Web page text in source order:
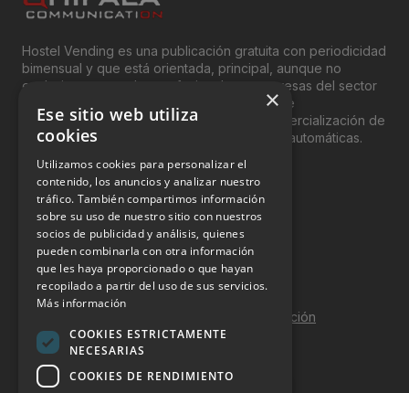
Hostel Vending es una publicación gratuita con periodicidad
bimensual y que está orientada, principal, aunque no
exclusivamente, a los profesionales y empresas del sector
del “Vending”; nombre con el que se conoce
genéricamente entre profesionales a la comercialización de
productos y servicios a través de máquinas automáticas.
INFORMACIÓN LEGAL
Aviso Legal
Política de Privacidad
Política de Cookies
Política de calidad y seguridad de la información
Contacto
×
Ese sitio web utiliza
cookies
Utilizamos cookies para personalizar el
contenido, los anuncios y analizar nuestro
tráfico. También compartimos información
sobre su uso de nuestro sitio con nuestros
socios de publicidad y análisis, quienes
pueden combinarla con otra información
que les haya proporcionado o que hayan
recopilado a partir del uso de sus servicios.
Más información
COOKIES ESTRICTAMENTE
NECESARIAS
COOKIES DE RENDIMIENTO